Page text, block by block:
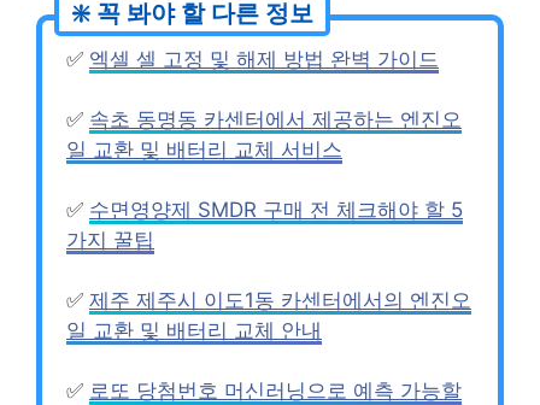
✅ 엑셀 셀 고정 및 해제 방법 완벽 가이드
✅ 속초 동명동 카센터에서 제공하는 엔진오
일 교환 및 배터리 교체 서비스
✅ 수면영양제 SMDR 구매 전 체크해야 할 5
가지 꿀팁
✅ 제주 제주시 이도1동 카센터에서의 엔진오
일 교환 및 배터리 교체 안내
✅ 로또 당첨번호 머신러닝으로 예측 가능할